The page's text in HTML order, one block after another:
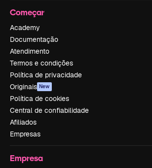
Começar
Academy
Documentação
Atendimento
Termos e condições
Política de privacidade
Originais New
Política de cookies
Central de confiabilidade
Afiliados
Empresas
Empresa